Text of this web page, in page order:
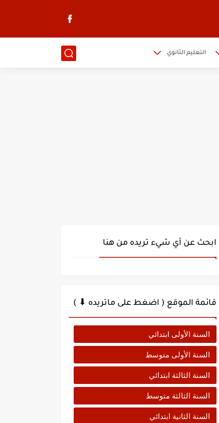
التعليم الثانوي
ابحث عن أي شيء تريده من هنا
قائمة الموقع ( اضغط على ماتريده ⬇ )
السنة الأولى ابتدائي
السنة الأولى متوسط
السنة الثالثة ابتدائي
السنة الثالثة متوسط
السنة الثانية ابتدائي